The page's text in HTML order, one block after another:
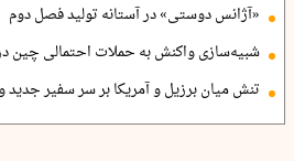
«آژانس دوستی» در آستانه تولید فصل دوم
شبیه‌سازی واکنش به حملات احتمالی چین
تنش میان برزیل و آمریکا بر سر سفیر جدید